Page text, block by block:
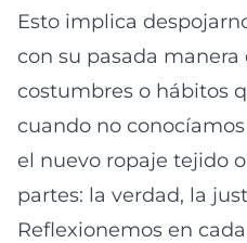
Esto implica
con su pasada
costumbres o hábitos
cuando no
el nuevo ropaje tejido
partes: la verdad, la
Reflexionemos en